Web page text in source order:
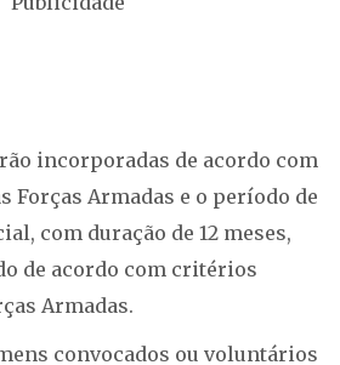
incorporadas de acordo com
Forças Armadas e o período de
com duração de 12 meses,
de acordo com critérios
Armadas.
convocados ou voluntários